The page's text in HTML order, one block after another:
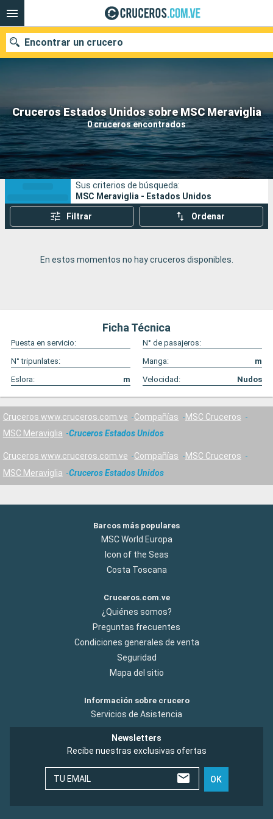
Cruceros Estados Unidos sobre MSC Meraviglia
0 cruceros encontrados
Encontrar un crucero
Nuestros destinos
Fecha de salida
Puertos Compañías
Buscar
Sus criterios de búsqueda:
MSC Meraviglia - Estados Unidos
Filtrar Ordenar
En estos momentos no hay cruceros disponibles.
Ficha Técnica
Puesta en servicio:
N° de pasajeros:
N° tripunlates:
Manga:
m
Eslora:
m Velocidad: Nudos
Cruceros www.cruceros.com.ve Compañías
MSC Cruceros
MSC Meraviglia
Cruceros Estados Unidos
Cruceros www.cruceros.com.ve Compañías
MSC Cruceros
MSC Meraviglia
Cruceros Estados Unidos
Barcos más populares
MSC World Europa
Icon of the Seas
Costa Toscana
Cruceros.com.ve
¿Quiénes somos?
Preguntas frecuentes
Condiciones generales de venta
Seguridad
Mapa del sitio
Información sobre crucero
Servicios de Asistencia
Newsletters
Recibe nuestras exclusivas ofertas
TU EMAIL OK